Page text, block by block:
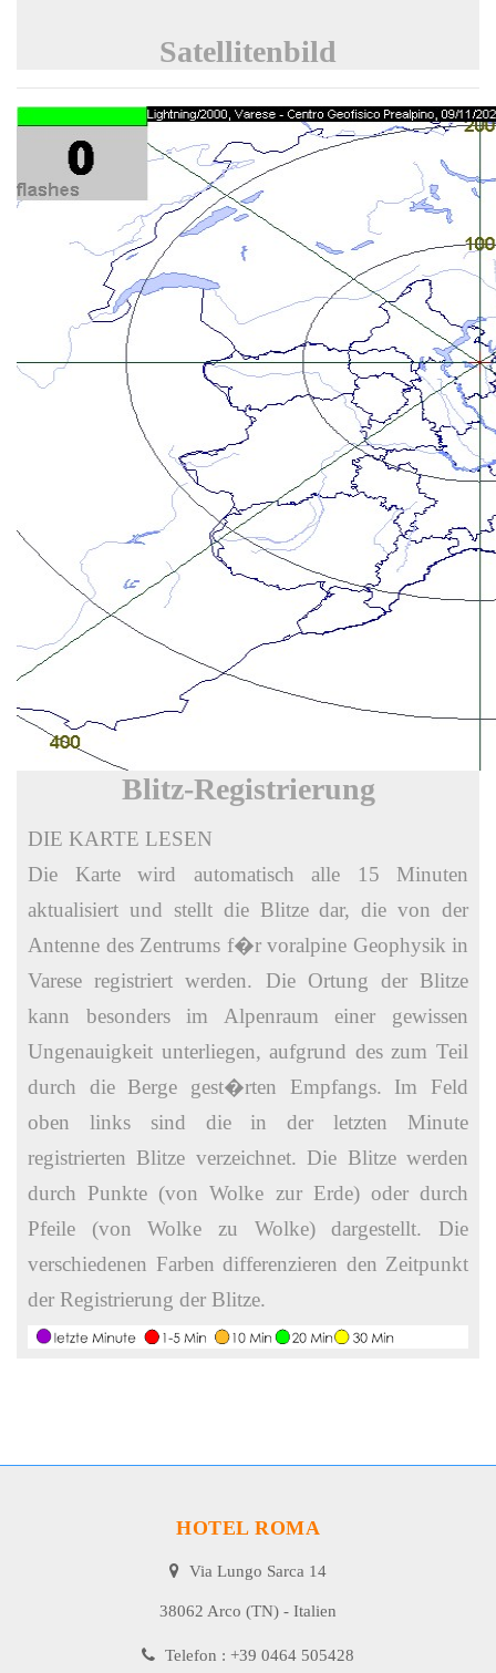
Satellitenbild
Blitz-Registrierung
DIE KARTE LESEN
Die Karte wird automatisch alle 15 Minuten
aktualisiert und stellt die Blitze dar, die von der
Antenne des Zentrums f�r voralpine Geophysik in
Varese registriert werden. Die Ortung der Blitze
kann besonders im Alpenraum einer gewissen
Ungenauigkeit unterliegen, aufgrund des zum Teil
durch die Berge gest�rten Empfangs. Im Feld
oben links sind die in der letzten Minute
registrierten Blitze verzeichnet. Die Blitze werden
durch Punkte (von Wolke zur Erde) oder durch
Pfeile (von Wolke zu Wolke) dargestellt. Die
verschiedenen Farben differenzieren den Zeitpunkt
der Registrierung der Blitze.
HOTEL ROMA
Via Lungo Sarca 14
38062 Arco (TN) - Italien
Telefon : +39 0464 505428